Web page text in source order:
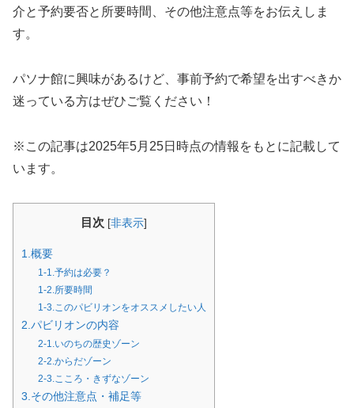
介と予約要否と所要時間、その他注意点等をお伝えしま
す。
パソナ館に興味があるけど、事前予約で希望を出すべきか
迷っている方はぜひご覧ください！
※この記事は2025年5月25日時点の情報をもとに記載して
います。
目次 [非表示]
1.概要
1-1.予約は必要？
1-2.所要時間
1-3.このパビリオンをオススメしたい人
2.パビリオンの内容
2-1.いのちの歴史ゾーン
2-2.からだゾーン
2-3.こころ・きずなゾーン
3.その他注意点・補足等